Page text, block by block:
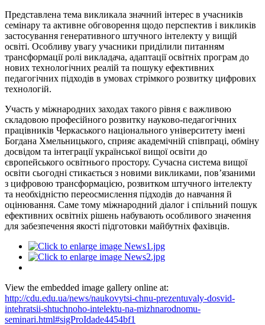
Представлена тема викликала значний інтерес в учасників
семінару та активне обговорення щодо перспектив і викликів
застосування генеративного штучного інтелекту у вищій
освіті. Особливу увагу учасники приділили питанням
трансформації ролі викладача, адаптації освітніх програм до
нових технологічних реалій та пошуку ефективних
педагогічних підходів в умовах стрімкого розвитку цифрових
технологій.
Участь у міжнародних заходах такого рівня є важливою
складовою професійного розвитку науково-педагогічних
працівників Черкаського національного університету імені
Богдана Хмельницького, сприяє академічній співпраці, обміну
досвідом та інтеграції української вищої освіти до
європейського освітнього простору. Сучасна система вищої
освіти сьогодні стикається з новими викликами, пов’язаними
з цифровою трансформацією, розвитком штучного інтелекту
та необхідністю переосмислення підходів до навчання й
оцінювання. Саме тому міжнародний діалог і спільний пошук
ефективних освітніх рішень набувають особливого значення
для забезпечення якості підготовки майбутніх фахівців.
View the embedded image gallery online at:
http://cdu.edu.ua/news/naukovytsi-chnu-prezentuvaly-dosvid-
intehratsii-shtuchnoho-intelektu-na-mizhnarodnomu-
seminari.html#sigProIdade4454bf1